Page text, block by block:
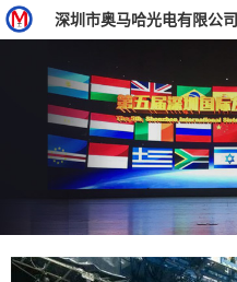
深圳市奥马哈光电有限公司